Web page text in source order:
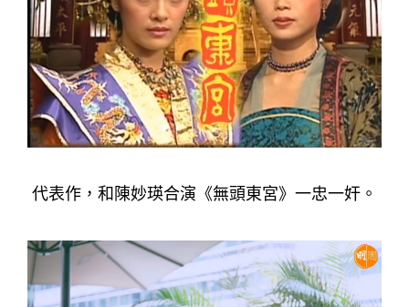
代表作，和陳妙瑛合演《無頭東宮》一忠一奸。